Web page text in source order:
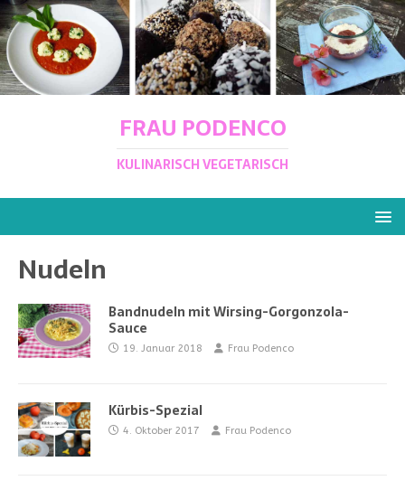
FRAU PODENCO
KULINARISCH VEGETARISCH
Nudeln
Bandnudeln mit Wirsing-Gorgonzola-
Sauce
19. Januar 2018 Frau Podenco
Kürbis-Spezial
4. Oktober 2017 Frau Podenco